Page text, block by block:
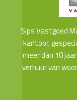
Sips Vastgoed
kantoor,
meer dan 10
verhuur van